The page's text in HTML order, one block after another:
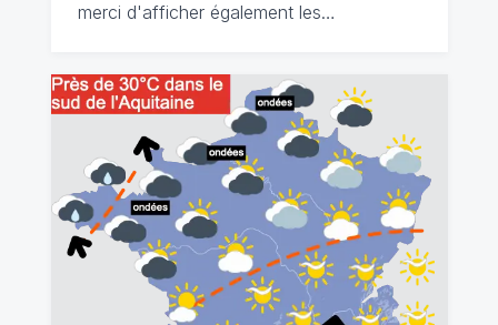
merci d'afficher également les…